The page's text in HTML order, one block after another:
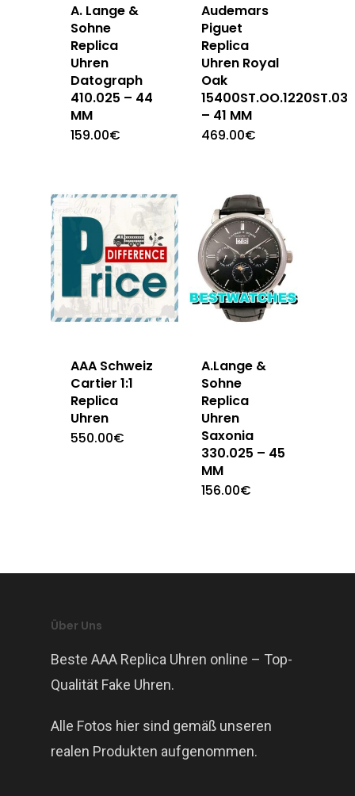
A. Lange &
Sohne
Replica
Uhren
Datograph
410.025 – 44
MM
159.00€
Audemars
Piguet
Replica
Uhren Royal
Oak
15400ST.OO.1220ST.03
– 41 MM
469.00€
AAA Schweiz
Cartier 1:1
Replica
Uhren
550.00€
A.Lange &
Sohne
Replica
Uhren
Saxonia
330.025 – 45
MM
156.00€
Über Uns
Beste AAA Replica Uhren online – Top-
Qualität Fake Uhren.
Alle Fotos hier sind gemäß unseren
realen Produkten aufgenommen.